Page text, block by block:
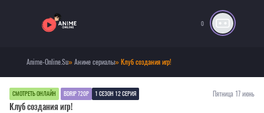
0
Anime-Online.Su»Аниме сериалы» Клуб создания игр!
СМОТРЕТЬ ОНЛАЙН BDRIP 720P 1 СЕЗОН 12 СЕРИЯ Пятница 17 июнь
Клуб создания игр!